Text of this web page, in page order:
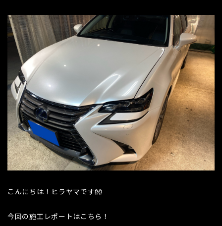
こんにちは！ヒラヤマです👐
今回の施工レポートはこちら！